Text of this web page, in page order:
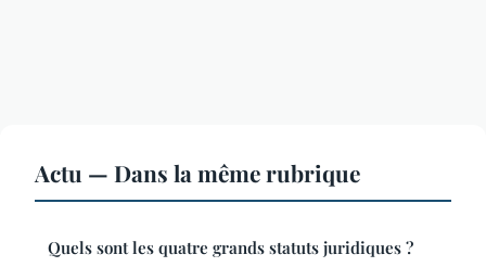
Actu — Dans la même rubrique
Quels sont les quatre grands statuts juridiques ?